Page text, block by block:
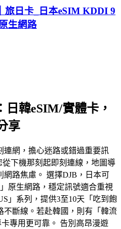
旅日卡_日本eSIM KDDI 9
生網路
韓eSIM/實體卡，
享
連網，擔心迷路或錯過重要訊
下機那刻起即刻連線，地圖導
路焦慮。 選擇DJB，日本可
原生網路，穩定訊號適合重視
」系列，提供3至10天「吃到飽
不斷線。若赴韓國，則有「韓流
專用更可靠。 告別高昂漫遊